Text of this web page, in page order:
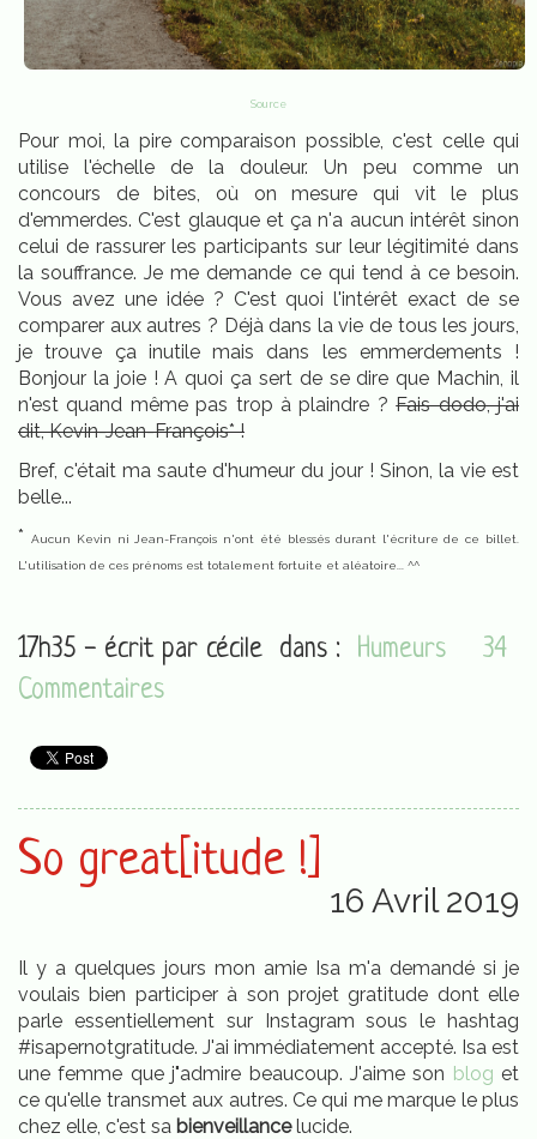
Source
Pour moi, la pire comparaison possible, c'est celle qui
utilise l'échelle de la douleur. Un peu comme un
concours de bites, où on mesure qui vit le plus
d'emmerdes. C'est glauque et ça n'a aucun intérêt sinon
celui de rassurer les participants sur leur légitimité dans
la souffrance. Je me demande ce qui tend à ce besoin.
Vous avez une idée ? C'est quoi l'intérêt exact de se
comparer aux autres ? Déjà dans la vie de tous les jours,
je trouve ça inutile mais dans les emmerdements !
Bonjour la joie ! A quoi ça sert de se dire que Machin, il
n'est quand même pas trop à plaindre ?Fais dodo, j'ai
dit, Kevin-Jean-François* !
Bref, c'était ma saute d'humeur du jour ! Sinon, la vie est
belle...
*
Aucun Kevin ni Jean-François n'ont été blessés durant l'écriture de ce billet.
L'utilisation de ces prénoms est totalement fortuite et aléatoire... ^^
17h35 - écrit par cécile dans : Humeurs
34
Commentaires
16 Avril 2019
So great[itude !]
Il y a quelques jours mon amie Isa m'a demandé si je
voulais bien participer à son projet gratitude dont elle
parle essentiellement sur Instagram sous le hashtag
#isapernotgratitude. J'ai immédiatement accepté. Isa est
une femme que j"admire beaucoup. J'aime son blog et
ce qu'elle transmet aux autres. Ce qui me marque le plus
chez elle, c'est sa bienveillancelucide.